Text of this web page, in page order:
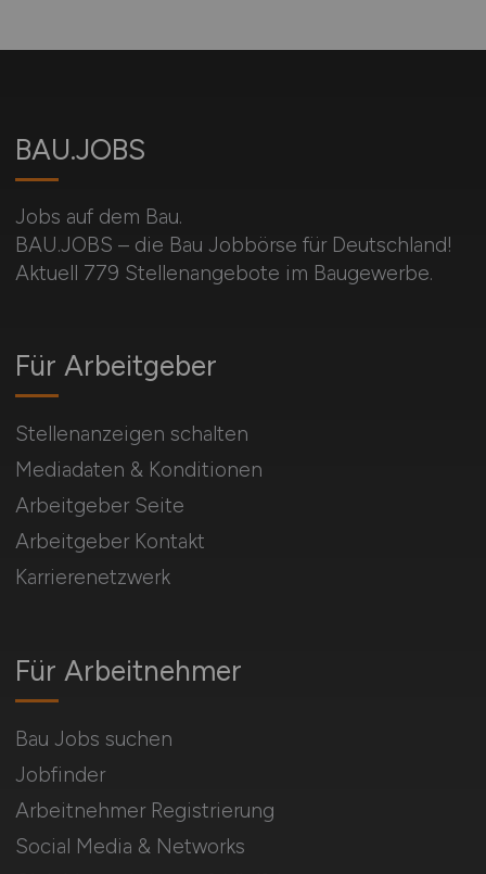
BAU.JOBS
Jobs auf dem Bau.
BAU.JOBS – die Bau Jobbörse für Deutschland!
Aktuell 779 Stellenangebote im Baugewerbe.
Für Arbeitnehmer
Bau Jobs suchen
Jobfinder
Arbeitnehmer Registrierung
Social Media & Networks
Für Arbeitgeber
Stellenanzeigen schalten
Mediadaten & Konditionen
Arbeitgeber Seite
Arbeitgeber Kontakt
Karrierenetzwerk